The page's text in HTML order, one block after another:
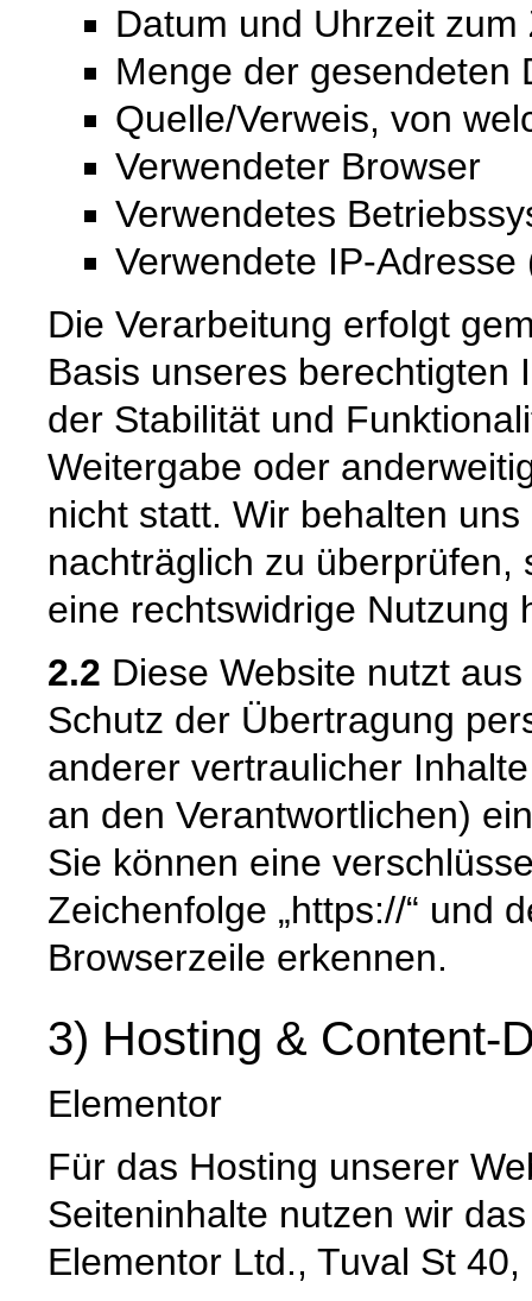
Datum und Uhrzeit
Menge der gesendeten
Quelle/Verweis, von
Verwendeter Browser
Verwendetes
Verwendete IP-
Die Verarbeitung erfolgt
Basis unseres berechtigten
der Stabilität und
Weitergabe oder
nicht statt. Wir behalten
nachträglich zu überprüfen,
eine rechtswidrige Nutzung
2.2 Diese Website nutzt
Schutz der Übertragung
anderer vertraulicher
an den Verantwortlichen)
Sie können eine
Zeichenfolge „https://“ und
Browserzeile erkennen.
3) Hosting & Content-
Elementor
Für das Hosting unserer
Seiteninhalte nutzen wir
Elementor Ltd., Tuval St